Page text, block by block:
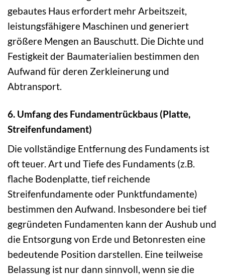
gebautes Haus erfordert mehr Arbeitszeit,
leistungsfähigere Maschinen und generiert
größere Mengen an Bauschutt. Die Dichte und
Festigkeit der Baumaterialien bestimmen den
Aufwand für deren Zerkleinerung und
Abtransport.
6. Umfang des Fundamentrückbaus (Platte,
Streifenfundament)
Die vollständige Entfernung des Fundaments ist
oft teuer. Art und Tiefe des Fundaments (z.B.
flache Bodenplatte, tief reichende
Streifenfundamente oder Punktfundamente)
bestimmen den Aufwand. Insbesondere bei tief
gegründeten Fundamenten kann der Aushub und
die Entsorgung von Erde und Betonresten eine
bedeutende Position darstellen. Eine teilweise
Belassung ist nur dann sinnvoll, wenn sie die